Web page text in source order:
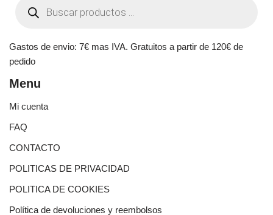
Gastos de envio: 7€ mas IVA. Gratuitos a partir de 120€ de
pedido
Menu
Mi cuenta
FAQ
CONTACTO
POLITICAS DE PRIVACIDAD
POLITICA DE COOKIES
Política de devoluciones y reembolsos